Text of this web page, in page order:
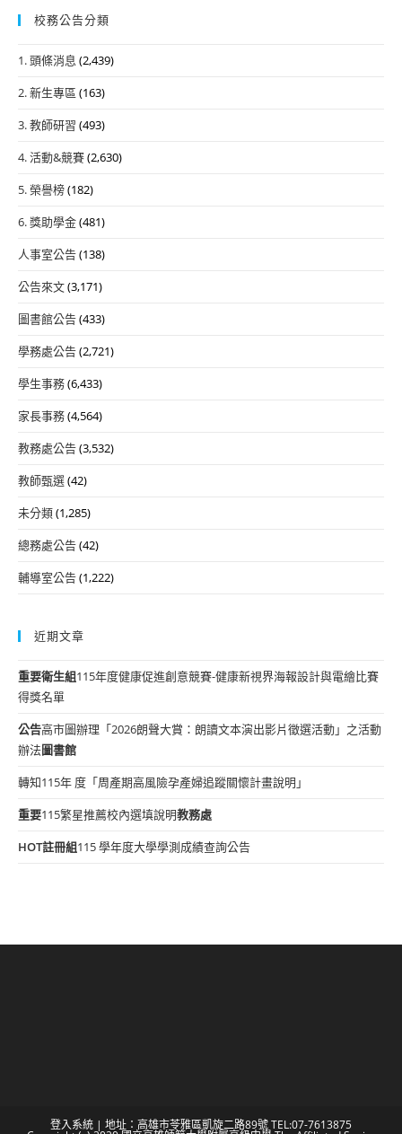
校務公告分類
1. 頭條消息 (2,439)
2. 新生專區 (163)
3. 教師研習 (493)
4. 活動&競賽(2,630)
5. 榮譽榜(182)
6. 獎助學金(481)
人事室公告(138)
公告來文(3,171)
圖書館公告(433)
學務處公告(2,721)
學生事務(6,433)
家長事務(4,564)
教務處公告(3,532)
教師甄選(42)
未分類(1,285)
總務處公告(42)
輔導室公告(1,222)
近期文章
重要衛生組115年度健康促進創意競賽-健康新視界海報設計與電繪比賽
得獎名單
公告高市圖辦理「2026朗聲大賞：朗讀文本演出影片徵選活動」之活動
辦法圖書館
轉知115年 度「周產期高風險孕產婦追蹤關懷計畫說明」
重要115繁星推薦校內選填說明教務處
HOT註冊組115 學年度大學學測成績查詢公告
登入系統 | 地址：高雄市苓雅區凱旋二路89號 TEL:07-7613875